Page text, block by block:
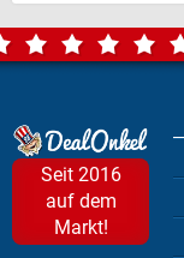
Seit 2016
auf dem
Markt!